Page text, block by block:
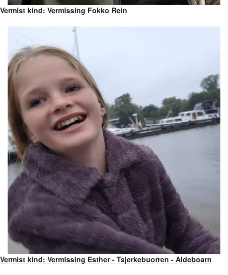
Vermist kind: Vermissing Fokko Rein
Vermist kind: Vermissing Esther - Tsjerkebuorren - Aldeboarn